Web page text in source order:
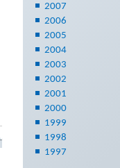
2007
2006
2005
2004
2003
2002
2001
2000
1999
1998
1997